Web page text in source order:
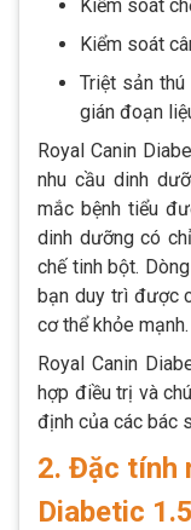
Kiểm soát
Kiểm soát
Triệt sản
gián đoạn
Royal Canin
nhu cầu dinh
mắc bệnh tiểu
dinh dưỡng có
chế tinh bột.
bạn duy trì được
cơ thể khỏe mạnh.
Royal Canin
hợp điều trị và
định của các bác
2. Đặc tính
Diabetic